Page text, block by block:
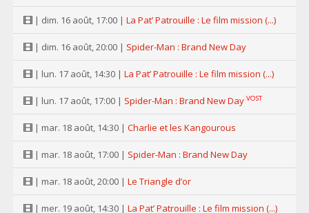
| dim. 16 août, 17:00 | La Pat’ Patrouille : Le film mission (...)
| dim. 16 août, 20:00 | Spider-Man : Brand New Day
| lun. 17 août, 14:30 | La Pat’ Patrouille : Le film mission (...)
| lun. 17 août, 17:00 | Spider-Man : Brand New Day VOST
| mar. 18 août, 14:30 | Charlie et les Kangourous
| mar. 18 août, 17:00 | Spider-Man : Brand New Day
| mar. 18 août, 20:00 | Le Triangle d’or
| mer. 19 août, 14:30 | La Pat’ Patrouille : Le film mission (...)